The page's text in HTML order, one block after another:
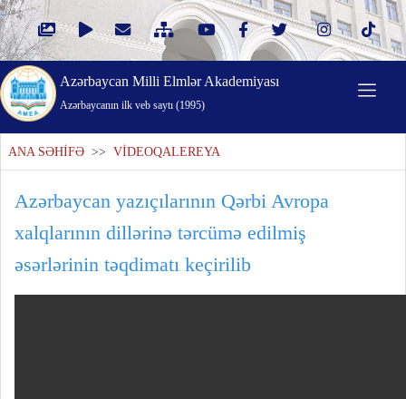
Azərbaycan Milli Elmlər Akademiyası
Azərbaycanın ilk veb saytı (1995)
ANA SƏHİFƏ >> VİDEOQALEREYA
Azərbaycan yazıçılarının Qərbi Avropa
xalqlarının dillərinə tərcümə edilmiş
əsərlərinin təqdimatı keçirilib